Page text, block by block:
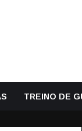
TREINO DE